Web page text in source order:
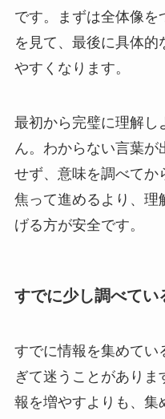
です。まずは全体像を
を見て、最後に具体的
やすくなります。
最初から完璧に理解し
ん。わからない言葉
せず、意味を調べてか
焦って進めるより、理
げる方が安全です。
すでに少し調べてい
すでに情報を集めてい
ぎて迷うことがあり
報を増やすよりも、集